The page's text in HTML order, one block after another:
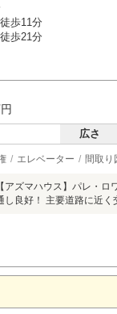
歩11分
歩21分
広さ
エレベーター 間取り
【アズマハウス】パレ・
し良好！ 主要道路に近く